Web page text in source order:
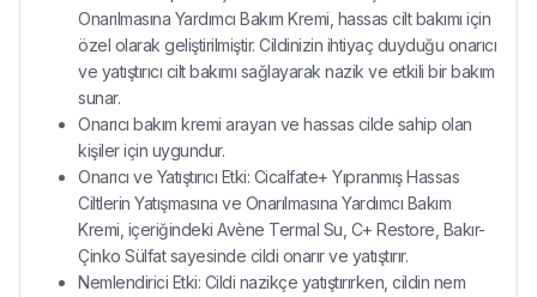
Onarılmasına Yardımcı Bakım Kremi, hassas cilt bakımı için
özel olarak geliştirilmiştir. Cildinizin ihtiyaç duyduğu onarıcı
ve yatıştırıcı cilt bakımı sağlayarak nazik ve etkili bir bakım
sunar.
Onarıcı bakım kremi arayan ve hassas cilde sahip olan
kişiler için uygundur.
Onarıcı ve Yatıştırıcı Etki: Cicalfate+ Yıpranmış Hassas
Ciltlerin Yatışmasına ve Onarılmasına Yardımcı Bakım
Kremi, içeriğindeki Avène Termal Su, C+ Restore, Bakır-
Çinko Sülfat sayesinde cildi onarır ve yatıştırır.
Nemlendirici Etki: Cildi nazikçe yatıştırırken, cildin nem